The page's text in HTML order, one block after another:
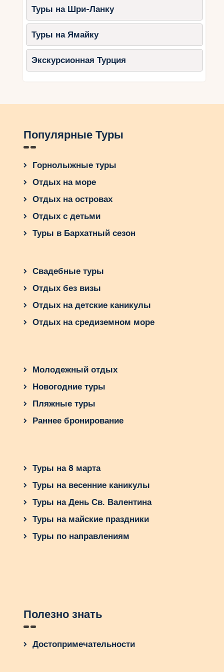
склонах. Возможно, в следующей поездке стоит
рассмотреть другие аспекты горнолыжного
спорта, такие как фрирайд или сноубординг,
чтобы расширить свой опыт и ощутить новые
эмоции.
Туры на Шри-Ланку
Туры на Ямайку
Экскурсионная Турция
Популярные Туры
Горнолыжные туры
Отдых на море
Отдых на островах
Отдых с детьми
Туры в Бархатный сезон
Свадебные туры
Отдых без визы
Отдых на детские каникулы
Отдых на средиземном море
Молодежный отдых
Новогодние туры
Пляжные туры
Раннее бронирование
Туры на 8 марта
Туры на весенние каникулы
Туры на День Св. Валентина
Туры на майские праздники
Туры по направлениям
Полезно знать
Достопримечательности